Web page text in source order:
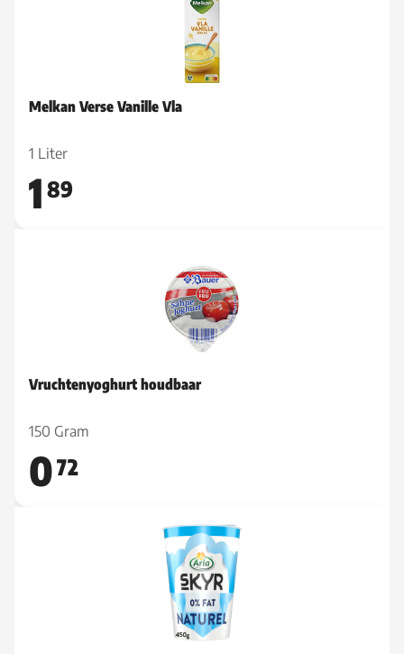
Melkan Verse Vanille Vla
1 Liter
1 89
Vruchtenyoghurt houdbaar
150 Gram
072